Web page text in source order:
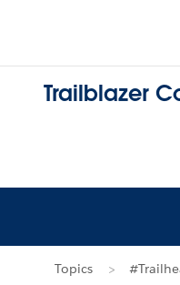
Trailblazer
Topics